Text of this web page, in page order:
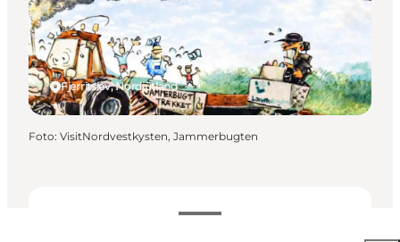
Fjerritslev, Nordjütland
Foto: VisitNordvestkysten, Jammerbugten